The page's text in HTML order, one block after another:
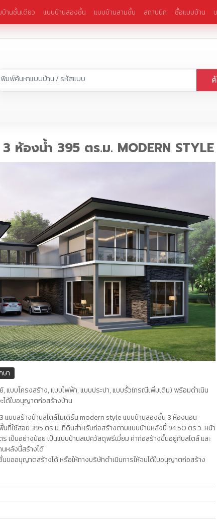
บ้านชั้นเดียว แบบบ้านสองชั้น แบบบ้านสามชั้น สถาปนิก ซื้อแบบบ้าน
องน้ำ 395 ตร.ม. MODERN STYLE
ษา
, แบบโครงสร้าง, แบบไฟฟ้า, แบบประปา, แบบรั้ว(กรณีเพิ่มเติม) พร้อมดำเนิน
ด้ใบอนุญาตก่อสร้างบ้าน
แบบสร้างบ้านสไตล์โมเดิร์น modern style แบบบ้านสองชั้น 3 ห้องนอน
ที่ใช้สอย 395 ตร.ม. ที่ดินสำหรับก่อสร้างตามแบบบ้านหลังนี้ 94.50 ตร.ว. หน้า
เป็นอย่างน้อย เป็นแบบบ้านสเปควัสดุพรีเมี่ยม ค่าก่อสร้างขึ้นอยู่กับสไตล์ และ
หลังนี้สร้างได้
ขออนุญาตสร้างได้ หรือให้ทางบริษัทดำเนินการให้จนได้ใบอนุญาตก่อสร้าง